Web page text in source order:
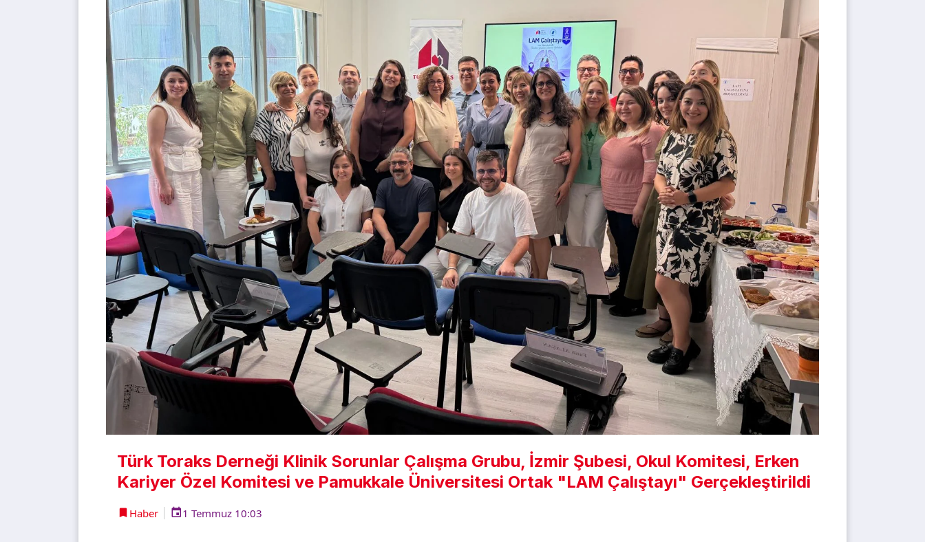
Türk Toraks Derneği Klinik Sorunlar Çalışma Grubu, İzmir Şubesi, Okul Komitesi, Erken
Kariyer Özel Komitesi ve Pamukkale Üniversitesi Ortak "LAM Çalıştayı" Gerçekleştirildi
Haber 1 Temmuz 10:03